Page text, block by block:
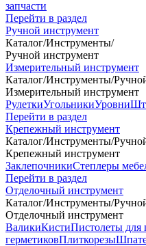
запчасти
Перейти в раздел
Ручной инструмент
Каталог/Инструменты/
Ручной инструмент
Измерительный инструмент
Каталог/Инструменты/
Измерительный инструмент
РулеткиУгольникиУровни
Перейти в раздел
Крепежный инструмент
Каталог/Инструменты/
Крепежный инструмент
ЗаклепочникиСтеплеры
Перейти в раздел
Отделочный инструмент
Каталог/Инструменты/
Отделочный инструмент
ВаликиКистиПистолеты для
герметиковПлиткорезы